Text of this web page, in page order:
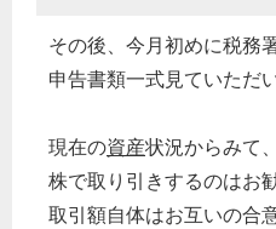
その後、今月初めに税務
申告書類一式見ていただ
現在の資産状況からみて
株で取り引きするのはお
取引額自体はお互いの合